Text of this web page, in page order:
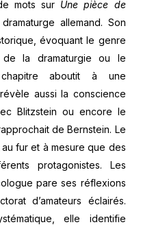
mots sur Une pièce de
allemand. Son
évoquant le genre
de la dramaturgie ou le
aboutit à une
aussi la conscience
Blitzstein ou encore le
de Bernstein. Le
fur et à mesure que des
protagonistes. Les
pare ses réflexions
d’amateurs éclairés.
elle identifie